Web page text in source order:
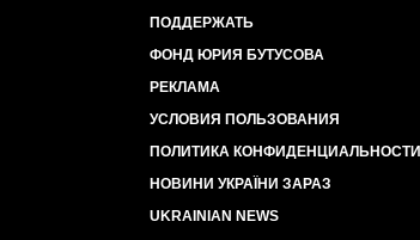
ПОДДЕРЖАТЬ
ФОНД ЮРИЯ БУТУСОВА
РЕКЛАМА
УСЛОВИЯ ПОЛЬЗОВАНИЯ
ПОЛИТИКА КОНФИДЕНЦИАЛЬНОСТИ
НОВИНИ УКРАЇНИ ЗАРАЗ
UKRAINIAN NEWS